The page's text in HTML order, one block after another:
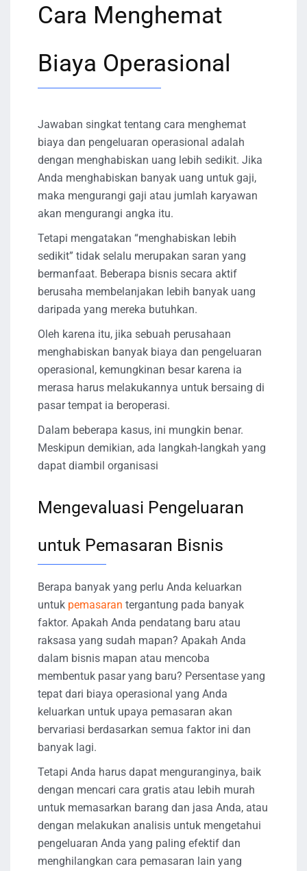
Cara Menghemat
Biaya Operasional
Jawaban singkat tentang cara menghemat
biaya dan pengeluaran operasional adalah
dengan menghabiskan uang lebih sedikit. Jika
Anda menghabiskan banyak uang untuk gaji,
maka mengurangi gaji atau jumlah karyawan
akan mengurangi angka itu.
Tetapi mengatakan “menghabiskan lebih
sedikit” tidak selalu merupakan saran yang
bermanfaat. Beberapa bisnis secara aktif
berusaha membelanjakan lebih banyak uang
daripada yang mereka butuhkan.
Oleh karena itu, jika sebuah perusahaan
menghabiskan banyak biaya dan pengeluaran
operasional, kemungkinan besar karena ia
merasa harus melakukannya untuk bersaing di
pasar tempat ia beroperasi.
Dalam beberapa kasus, ini mungkin benar.
Meskipun demikian, ada langkah-langkah yang
dapat diambil organisasi
Mengevaluasi Pengeluaran
untuk Pemasaran Bisnis
Berapa banyak yang perlu Anda keluarkan
untuk pemasaran tergantung pada banyak
faktor. Apakah Anda pendatang baru atau
raksasa yang sudah mapan? Apakah Anda
dalam bisnis mapan atau mencoba
membentuk pasar yang baru? Persentase yang
tepat dari biaya operasional yang Anda
keluarkan untuk upaya pemasaran akan
bervariasi berdasarkan semua faktor ini dan
banyak lagi.
Tetapi Anda harus dapat menguranginya, baik
dengan mencari cara gratis atau lebih murah
untuk memasarkan barang dan jasa Anda, atau
dengan melakukan analisis untuk mengetahui
pengeluaran Anda yang paling efektif dan
menghilangkan cara pemasaran lain yang